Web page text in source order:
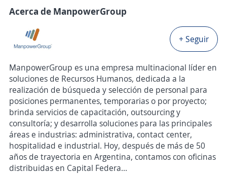
Acerca de ManpowerGroup
+ Seguir
ManpowerGroup es una empresa multinacional líder en
soluciones de Recursos Humanos, dedicada a la
realización de búsqueda y selección de personal para
posiciones permanentes, temporarias o por proyecto;
brinda servicios de capacitación, outsourcing y
consultoría; y desarrolla soluciones para las principales
áreas e industrias: administrativa, contact center,
hospitalidad e industrial. Hoy, después de más de 50
años de trayectoria en Argentina, contamos con oficinas
distribuidas en Capital Federa...